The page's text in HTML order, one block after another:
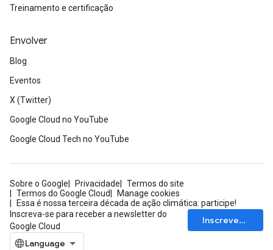
Treinamento e certificação
Envolver
Blog
Eventos
X (Twitter)
Google Cloud no YouTube
Google Cloud Tech no YouTube
Sobre o Google Privacidade
Termos do site
Termos do Google Cloud
Manage cookies
Essa é nossa terceira década de ação climática: participe!
Inscreva-se para receber a newsletter do
Google Cloud
Inscrever-se